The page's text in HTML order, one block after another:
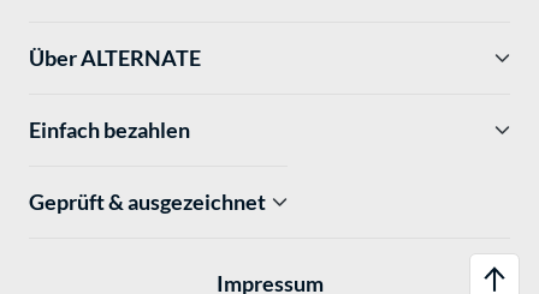
Über ALTERNATE
Einfach bezahlen
Geprüft & ausgezeichnet
Impressum